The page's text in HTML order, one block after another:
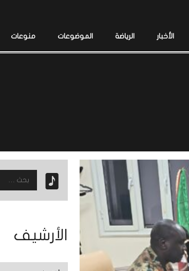
الأخبار الرياضة الموضوعات منوعات
الأرشيف